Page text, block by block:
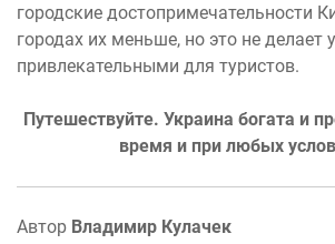
городские достопримечательности
городах их меньше, но это не делает
привлекательными для туристов.
Путешествуйте. Украина богата и
время и при любых
Автор Владимир Кулачек